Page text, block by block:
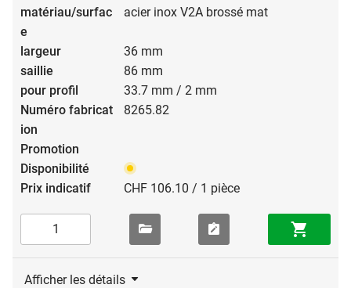
acier inox V2A brossé mat
36 mm
86 mm
33.7 mm / 2 mm
8265.82
CHF 106.10 / 1 pièce
Afficher les détails